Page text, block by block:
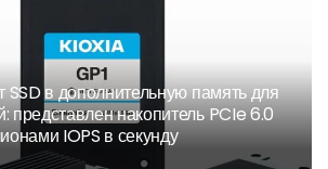
SSD в дополнительную память для
представлен накопитель PCIe 6.0
IOPS в секунду